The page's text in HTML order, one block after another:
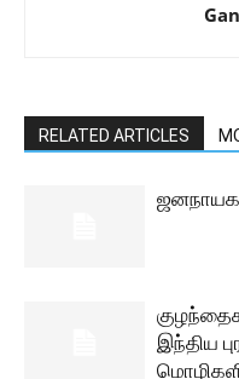
RELATED ARTICLES
இந்திய